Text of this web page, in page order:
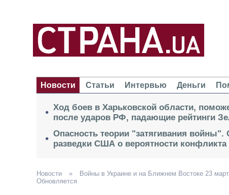
Новости
Статьи Интервью Деньги
Ход боев в Харьковской области,
после ударов РФ, падающие рейтинги
Опасность теории "затягивания войны".
разведки США о вероятности
Новости »
Войны в Украине и на Ближнем Востоке 23
Обновляется